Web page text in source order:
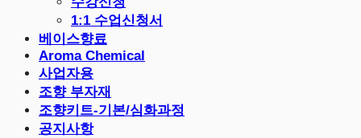
1:1 수업신청서
베이스향료
Aroma Chemical
사업자용
조향 부자재
조향키트-기본/심화과정
공지사항